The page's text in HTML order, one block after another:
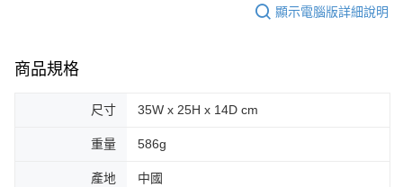
顯示電腦版詳細說明
商品規格
尺寸 35W x 25H x 14D cm
重量 586g
產地 中國